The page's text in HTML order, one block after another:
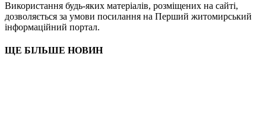
Використання будь-яких матеріалів, розміщених на сайті,
дозволяється за умови посилання на Перший житомирський
інформаційний портал.
ЩЕ БІЛЬШЕ НОВИН